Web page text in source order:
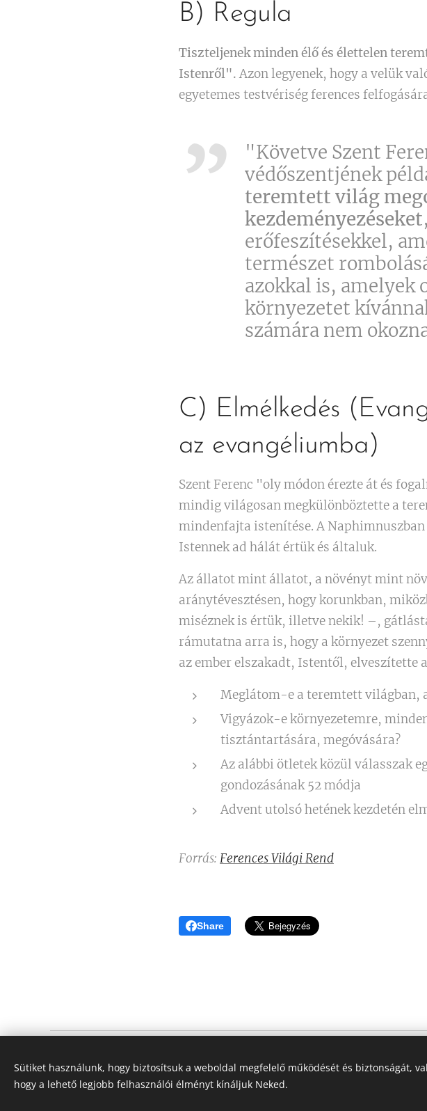
B) Regula
Tiszteljenek minden élő és élettelen
Istenről". Azon legyenek, hogy a velük
egyetemes testvériség ferences
"Követve Szent
védőszentjének
teremtett világ
kezdeményezéseket
erőfeszítésekkel,
természet
azokkal is, amelyek
környezetet
számára nem
C) Elmélkedés
az evangéliumba)
Szent Ferenc "oly módon érezte át és
mindig világosan megkülönböztette a
mindenfajta istenítése. A
Istennek ad hálát értük és általuk.
Az állatot mint állatot, a növényt mint
aránytévesztésen, hogy korunkban,
miséznek is értük, illetve nekik! –,
rámutatna arra is, hogy a környezet
az ember elszakadt, Istentől, elveszítette
Meglátom-e a teremtett világban,
Vigyázok-e környezetemre,
tisztántartására, megóvására?
Az alábbi ötletek közül válasszak
gondozásának 52 módja
Advent utolsó hetének kezdetén
Forrás: Ferences Világi Rend
Share
Minden jog fenntartva 2023-2026
Sütiket használunk, hogy biztosítsuk a weboldal megfelelő működését és biztonságát,
hogy a lehető legjobb felhasználói élményt kínáljuk Neked.